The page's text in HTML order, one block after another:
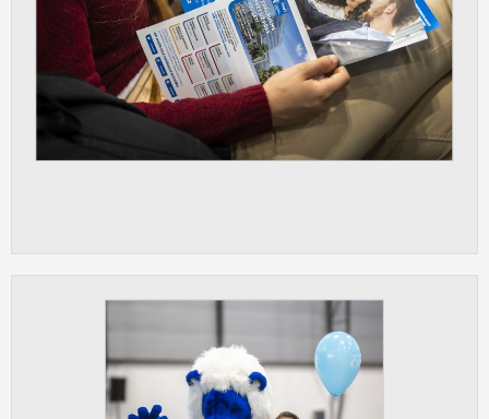
Cookies, které aplikace nedokáže zařadit.
Naším cílem je, aby tato kategorie
zůstala prázdná a všechny cookies byly
přiřazeny do některé z kategorií
uvedených výše.